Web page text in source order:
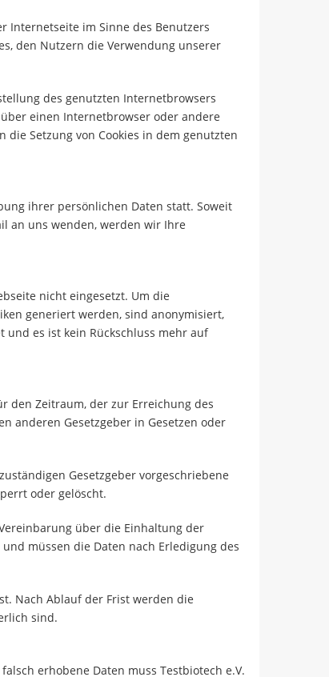
Internetseite im Sinne des Benutzers
den Nutzern die Verwendung unserer
des genutzten Internetbrowsers
einen Internetbrowser oder andere
Setzung von Cookies in dem genutzten
ihrer persönlichen Daten statt. Soweit
an uns wenden, werden wir Ihre
nicht eingesetzt. Um die
generiert werden, sind anonymisiert,
es ist kein Rückschluss mehr auf
den Zeitraum, der zur Erreichung des
anderen Gesetzgeber in Gesetzen oder
Gesetzgeber vorgeschriebene
oder gelöscht.
über die Einhaltung der
müssen die Daten nach Erledigung des
Nach Ablauf der Frist werden die
sind.
erhobene Daten muss Testbiotech e.V.